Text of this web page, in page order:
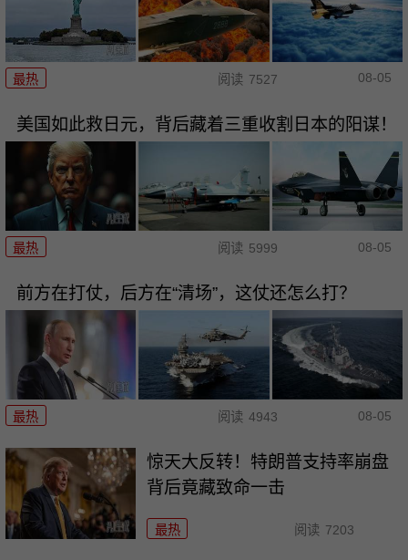
最热 阅读 7527 08-05
美国如此救日元，背后藏着三重收割日本的阳谋！
最热 阅读 5999 08-05
前方在打仗，后方在“清场”，这仗还怎么打？
最热 阅读 4943 08-05
惊天大反转！特朗普支持率崩盘
背后竟藏致命一击
最热 阅读 7203